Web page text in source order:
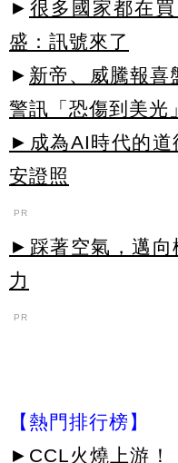
► 很多國家都在
盛：訊號來了
► 新帝、威騰報喜
警訊「恐傷到美光」
►成為AI時代的道
安證照
PR
►踩著空氣，邁向
力
PR
【熱門排行榜】
► CCL火燒上游！